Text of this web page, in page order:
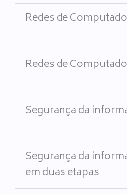
Redes de
Redes de
Segurança da
Segurança da
em duas etapas